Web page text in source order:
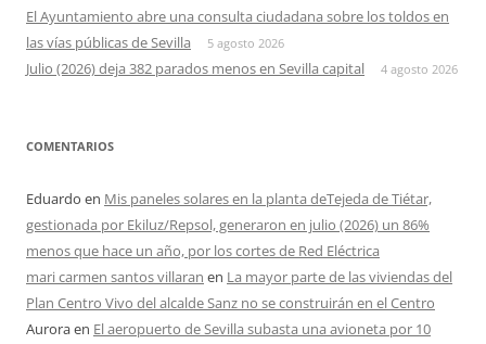
El Ayuntamiento abre una consulta ciudadana sobre los toldos en
las vías públicas de Sevilla
5 agosto 2026
Julio (2026) deja 382 parados menos en Sevilla capital 4 agosto 2026
COMENTARIOS
Eduardo en Mis paneles solares en la planta deTejeda de Tiétar,
gestionada por Ekiluz/Repsol, generaron en julio (2026) un 86%
menos que hace un año, por los cortes de Red Eléctrica
mari carmen santos villaran en La mayor parte de las viviendas del
Plan Centro Vivo del alcalde Sanz no se construirán en el Centro
Auroraen El aeropuerto de Sevilla subasta una avioneta por 10